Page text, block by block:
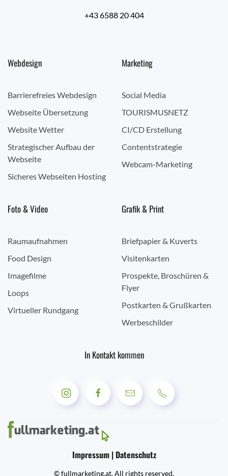
+43 6588 20 404
Webdesign
Barrierefreies Webdesign
Webseite Übersetzung
Website Wetter
Strategischer Aufbau der
Webseite
Sicheres Webseiten Hosting
Marketing
Social Media
TOURISMUSNETZ
CI/CD Erstellung
Contentstrategie
Webcam-Marketing
Foto & Video
Raumaufnahmen
Food Design
Imagefilme
Loops
Virtueller Rundgang
Grafik & Print
Briefpapier & Kuverts
Visitenkarten
Prospekte, Broschüren &
Flyer
Postkarten & Grußkarten
Werbeschilder
In Kontakt kommen
Impressum | Datenschutz
© fullmarketing.at. All rights reserved.